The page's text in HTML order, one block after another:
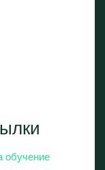
обучение